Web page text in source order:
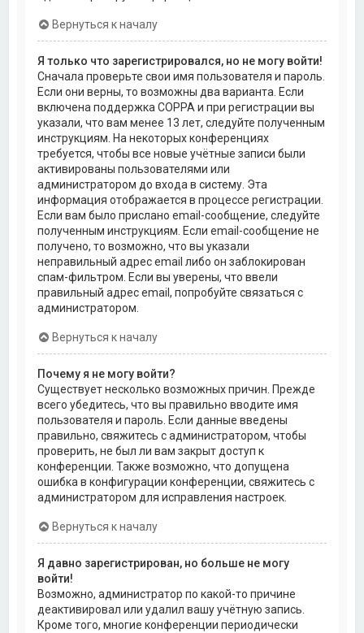
Вернуться к началу
Я только что зарегистрировался, но не могу войти!
Сначала проверьте свои имя пользователя и пароль.
Если они верны, то возможны два варианта. Если
включена поддержка COPPA и при регистрации вы
указали, что вам менее 13 лет, следуйте полученным
инструкциям. На некоторых конференциях
требуется, чтобы все новые учётные записи были
активированы пользователями или
администратором до входа в систему. Эта
информация отображается в процессе регистрации.
Если вам было прислано email-сообщение, следуйте
полученным инструкциям. Если email-сообщение не
получено, то возможно, что вы указали
неправильный адрес email либо он заблокирован
спам-фильтром. Если вы уверены, что ввели
правильный адрес email, попробуйте связаться с
администратором.
Вернуться к началу
Почему я не могу войти?
Существует несколько возможных причин. Прежде
всего убедитесь, что вы правильно вводите имя
пользователя и пароль. Если данные введены
правильно, свяжитесь с администратором, чтобы
проверить, не был ли вам закрыт доступ к
конференции. Также возможно, что допущена
ошибка в конфигурации конференции, свяжитесь с
администратором для исправления настроек.
Вернуться к началу
Я давно зарегистрирован, но больше не могу
войти!
Возможно, администратор по какой-то причине
деактивировал или удалил вашу учётную запись.
Кроме того, многие конференции периодически